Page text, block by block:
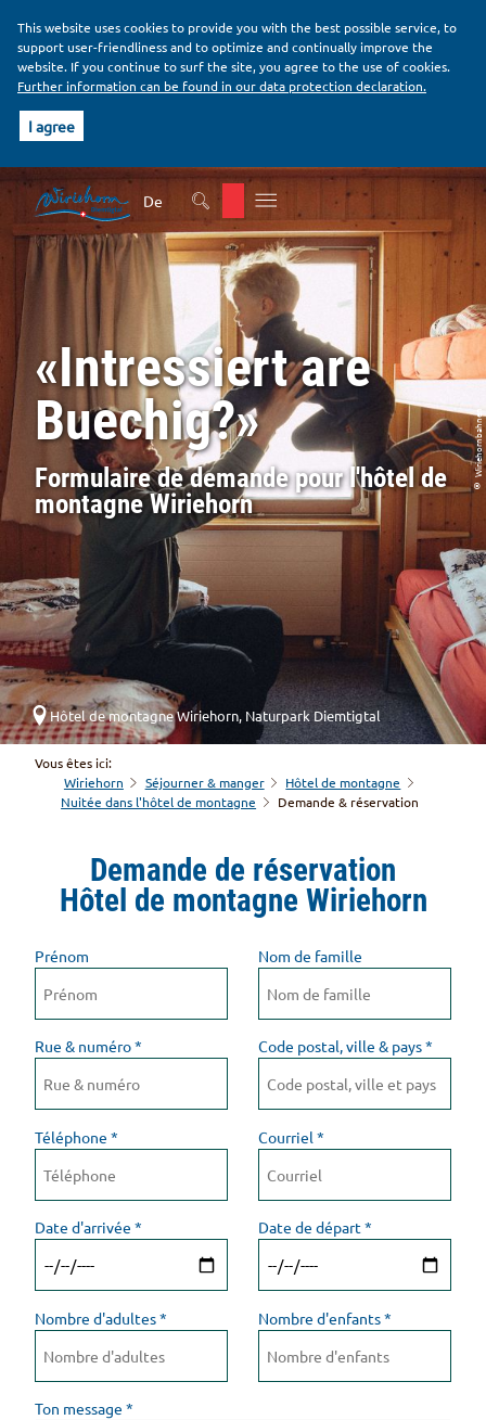
H
e
e
This website uses cookies to provide you with the best possible service, to
support user-friendliness and to optimize and continually improve the
website. If you continue to surf the site, you agree to the use of cookies.
Further information can be found in our data protection declaration.
I agree
De
B
o
Hôtel de montagne Wiriehorn, Naturpark Diemtigtal
© Wiriehornbahnen
«Intressiert are
Buechig?»
Formulaire de demande pour l'hôtel de
montagne Wiriehorn
Vous êtes ici:
Wiriehorn
Séjourner & manger
Hôtel de montagne
Nuitée dans l'hôtel de montagne
Demande & réservation
Demande de réservation
Hôtel de montagne Wiriehorn
Prénom Nom de famille
Rue & numéro* Code postal, ville & pays*
Téléphone * Courriel*
Date d'arrivée * Date de départ*
Nombre d'adultes* Nombre d'enfants*
Ton message *